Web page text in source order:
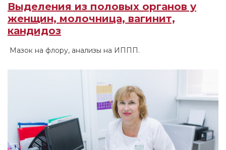
Выделения из половых органов у
женщин, молочница, вагинит,
кандидоз
Мазок на флору, анализы на ИППП.